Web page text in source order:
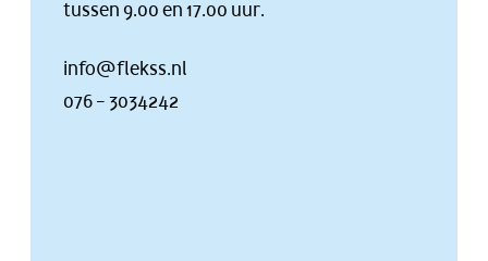
tussen 9.00 en 17.00 uur.
info@flekss.nl
076 – 3034242